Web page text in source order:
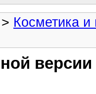
> Косметика